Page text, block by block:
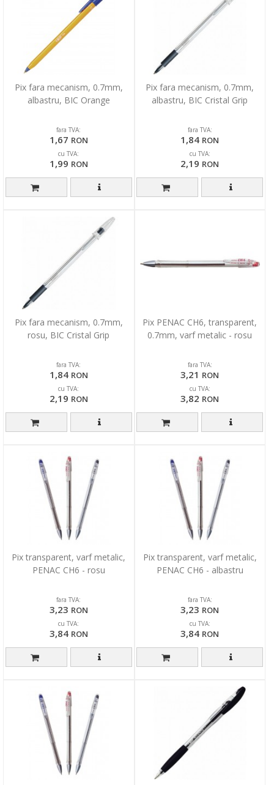
Pix fara mecanism, 0.7mm,
albastru, BIC Orange
fara TVA:
1,67 RON
cu TVA:
1,99 RON
Pix fara mecanism, 0.7mm,
albastru, BIC Cristal Grip
fara TVA:
1,84 RON
cu TVA:
2,19 RON
Pix fara mecanism, 0.7mm,
rosu, BIC Cristal Grip
fara TVA:
1,84 RON
cu TVA:
2,19 RON
Pix PENAC CH6, transparent,
0.7mm, varf metalic - rosu
fara TVA:
3,21 RON
cu TVA:
3,82 RON
Pix transparent, varf metalic,
PENAC CH6 - rosu
fara TVA:
3,23 RON
cu TVA:
3,84 RON
Pix transparent, varf metalic,
PENAC CH6 - albastru
fara TVA:
3,23 RON
cu TVA:
3,84 RON